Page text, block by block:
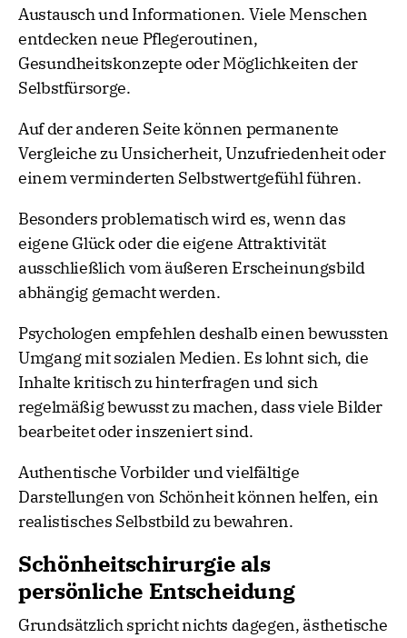
Austausch und Informationen. Viele Menschen
entdecken neue Pflegeroutinen,
Gesundheitskonzepte oder Möglichkeiten der
Selbstfürsorge.
Auf der anderen Seite können permanente
Vergleiche zu Unsicherheit, Unzufriedenheit oder
einem verminderten Selbstwertgefühl führen.
Besonders problematisch wird es, wenn das
eigene Glück oder die eigene Attraktivität
ausschließlich vom äußeren Erscheinungsbild
abhängig gemacht werden.
Psychologen empfehlen deshalb einen bewussten
Umgang mit sozialen Medien. Es lohnt sich, die
Inhalte kritisch zu hinterfragen und sich
regelmäßig bewusst zu machen, dass viele Bilder
bearbeitet oder inszeniert sind.
Authentische Vorbilder und vielfältige
Darstellungen von Schönheit können helfen, ein
realistisches Selbstbild zu bewahren.
Schönheitschirurgie als
persönliche Entscheidung
Grundsätzlich spricht nichts dagegen, ästhetische